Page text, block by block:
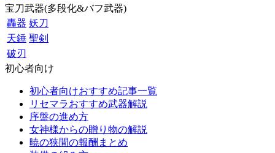
宝刀武器(多段化&バフ武器)
轟器 妖刀
天錘 聖剣
破刃
初心者向け
初心者向けおすすめ記事一覧
リセマラおすすめ武器解説
序盤の進め方
女神様からの贈り物の解説
暁の狭間の報酬まとめ